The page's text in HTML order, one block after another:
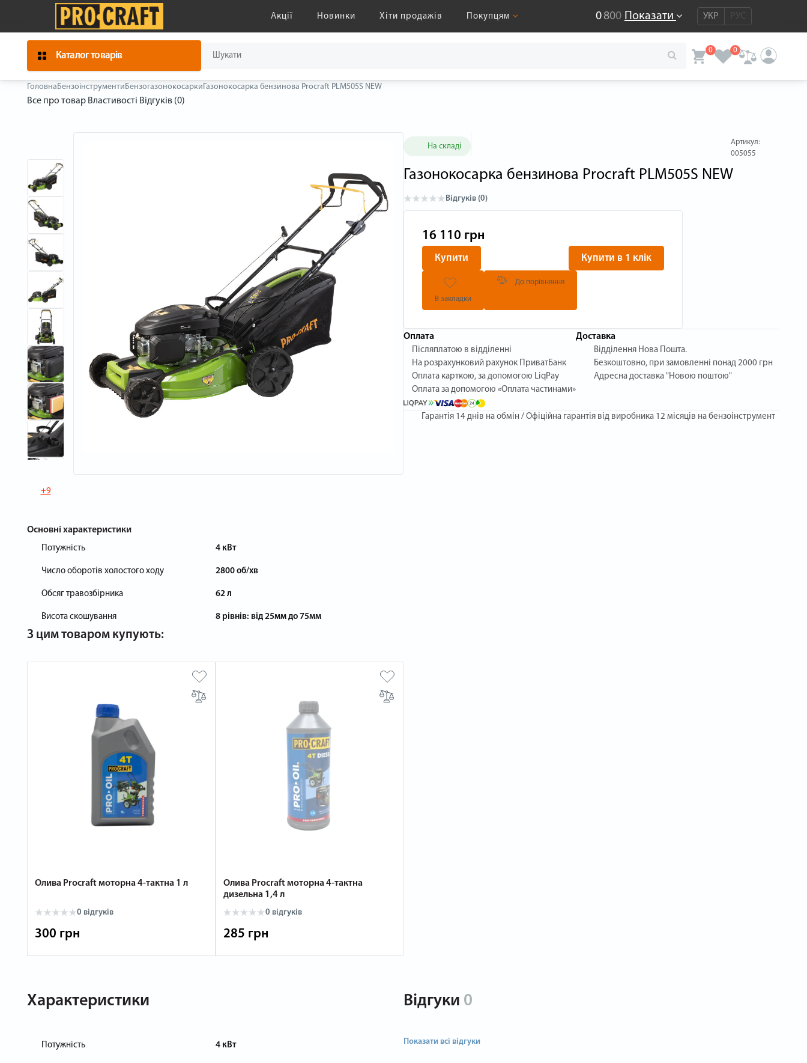
Акції Новинки Хіти продажів Покупцям 0800 Показати УКР РУС
Каталог товарів
0 0
ГоловнаБензоінструментиБензогазонокосаркиГазонокосарка бензинова Procraft PLM505S NEW
Все про товар Властивості Відгуків (0)
+9
Основні характеристики
Потужність 4 кВт
Число оборотів холостого ходу 2800 об/хв
Обсяг травозбірника 62 л
Висота скошування 8 рівнів: від 25мм до 75мм
На складі
Артикул:
005055
Газонокосарка бензинова Procraft PLM505S NEW
Відгуків (0)
16 110 грн
Купити Купити в 1 клік
В закладки
До порівняння
Оплата
Післяплатою в відділенні
На розрахунковий рахунок ПриватБанк
Оплата карткою, за допомогою LiqPay
Оплата за допомогою «Оплата частинами»
Доставка
Відділення Нова Пошта.
Безкоштовно, при замовленні понад 2000 грн
Адресна доставка "Новою поштою"
Гарантія 14 днів на обмін / Офіційна гарантія від виробника 12 місяців на бензоінструмент
З цим товаром купують:
Олива Procraft моторна 4-тактна 1 л
0 відгуків
300 грн
Олива Procraft моторна 4-тактна
дизельна 1,4 л
0 відгуків
285 грн
Характеристики
Потужність 4 кВт
Відгуки 0
Показати всі відгуки